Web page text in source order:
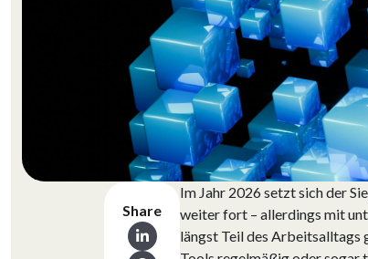
Share
Im Jahr 2026 setzt sich der
weiter fort – allerdings mit
längst Teil des Arbeitsalltags